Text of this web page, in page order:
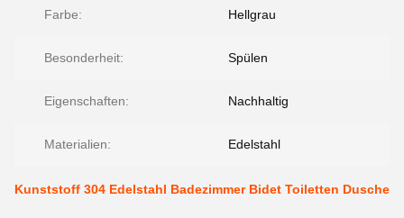
Farbe: Hellgrau
Besonderheit: Spülen
Eigenschaften: Nachhaltig
Materialien: Edelstahl
Kunststoff 304 Edelstahl Badezimmer Bidet Toiletten Dusche